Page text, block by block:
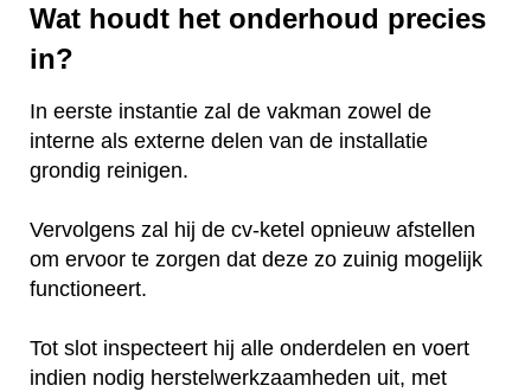
Wat houdt het onderhoud precies
in?
In eerste instantie zal de vakman zowel de
interne als externe delen van de installatie
grondig reinigen.
Vervolgens zal hij de cv-ketel opnieuw afstellen
om ervoor te zorgen dat deze zo zuinig mogelijk
functioneert.
Tot slot inspecteert hij alle onderdelen en voert
indien nodig herstelwerkzaamheden uit, met